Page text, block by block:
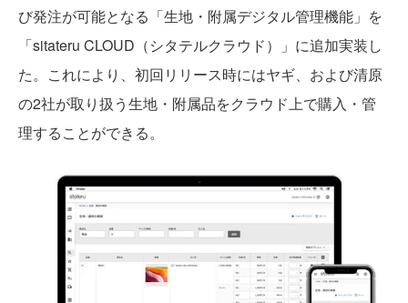
び発注が可能となる「生地・附属デジタル管理機能」を
「sitateru CLOUD（シタテルクラウド）」に追加実装し
た。これにより、初回リリース時にはヤギ、および清原
の2社が取り扱う生地・附属品をクラウド上で購入・管
理することができる。